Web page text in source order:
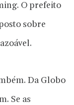
O prefeito
sobre
Da Globo
Se as